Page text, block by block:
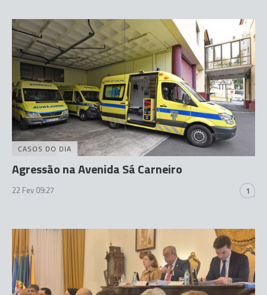
CASOS DO DIA
Agressão na Avenida Sá Carneiro
22 Fev 09:27 1